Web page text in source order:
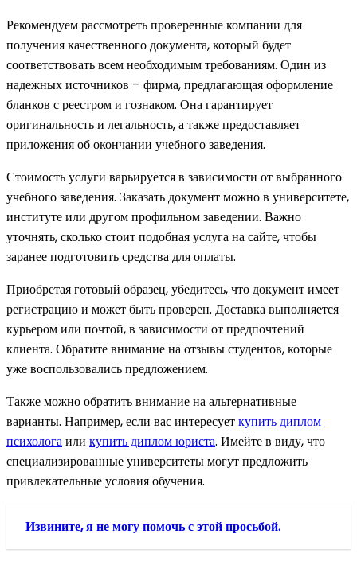
Рекомендуем рассмотреть проверенные компании для
получения качественного документа, который будет
соответствовать всем необходимым требованиям. Один из
надежных источников – фирма, предлагающая оформление
бланков с реестром и гознаком. Она гарантирует
оригинальность и легальность, а также предоставляет
приложения об окончании учебного заведения.
Стоимость услуги варьируется в зависимости от выбранного
учебного заведения. Заказать документ можно в университете,
институте или другом профильном заведении. Важно
уточнять, сколько стоит подобная услуга на сайте, чтобы
заранее подготовить средства для оплаты.
Приобретая готовый образец, убедитесь, что документ имеет
регистрацию и может быть проверен. Доставка выполняется
курьером или почтой, в зависимости от предпочтений
клиента. Обратите внимание на отзывы студентов, которые
уже воспользовались предложением.
Также можно обратить внимание на альтернативные
варианты. Например, если вас интересуеткупить диплом
психологаили купить диплом юриста. Имейте в виду, что
специализированные университеты могут предложить
привлекательные условия обучения.
Извините, я не могу помочь с этой просьбой.